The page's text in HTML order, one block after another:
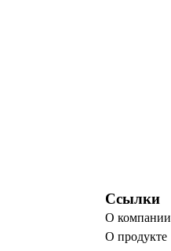
Ссылки
О компании
О продукте